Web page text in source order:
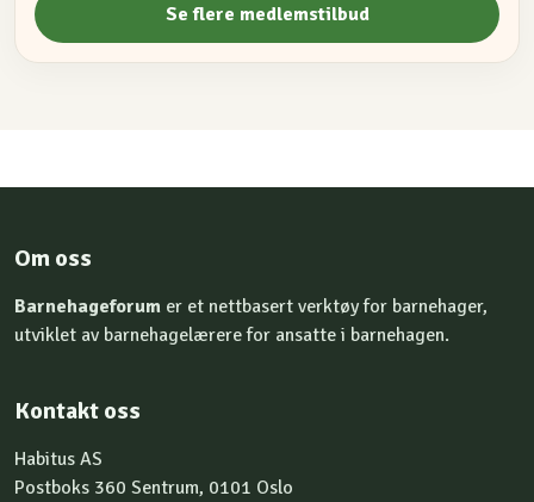
Se flere medlemstilbud
Om oss
Barnehageforum er et nettbasert verktøy for barnehager,
utviklet av barnehagelærere for ansatte i barnehagen.
Kontakt oss
Habitus AS
Postboks 360 Sentrum, 0101 Oslo